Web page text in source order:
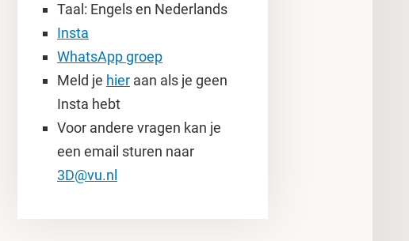
Taal: Engels en Nederlands
Insta
WhatsApp groep
Meld je hieraan als je geen
Insta hebt
Voor andere vragen kan je
een email sturen naar
3D@vu.nl